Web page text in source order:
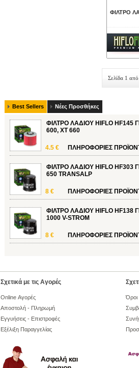
ΦΙΛΤΡΟ
Σελίδα 1 από
Best Sellers Νέες Προσθήκες
ΦΙΛΤΡΟ ΛΑΔΙΟΥ HIFLO HF145
600, XT 660
4.5 € ΠΛΗΡΟΦΟΡΙΕΣ
ΦΙΛΤΡΟ ΛΑΔΙΟΥ HIFLO HF303
650 TRANSALP
8 € ΠΛΗΡΟΦΟΡΙΕΣ
ΦΙΛΤΡΟ ΛΑΔΙΟΥ HIFLO HF138
1000 V-STROM
8 € ΠΛΗΡΟΦΟΡΙΕΣ
Σχετικά με τις Αγορές
Online Αγορές
Αποστολή - Πληρωμή
Εγγυήσεις - Επιστροφές
Εξέλιξη Παραγγελίας
Όροι